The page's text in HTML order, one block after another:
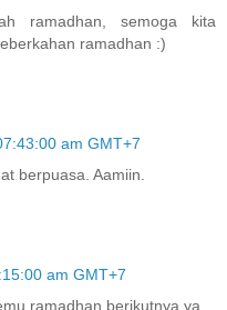
ramadhan, semoga kita
ramadhan :)
am GMT+7
berpuasa. Aamiin.
am GMT+7
ramadhan berikutnya ya.